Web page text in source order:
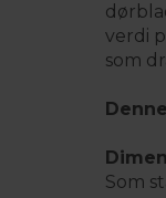
verdi
som
Som